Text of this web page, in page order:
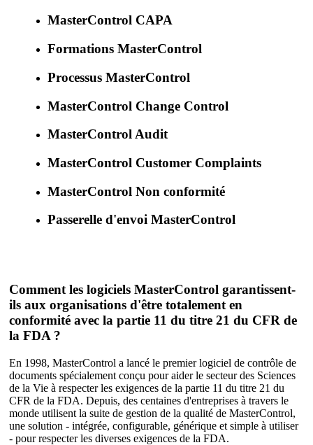
MasterControl CAPA
Formations MasterControl
Processus MasterControl
MasterControl Change Control
MasterControl Audit
MasterControl Customer Complaints
MasterControl Non conformité
Passerelle d'envoi MasterControl
Comment les logiciels MasterControl garantissent-
ils aux organisations d'être totalement en
conformité avec la partie 11 du titre 21 du CFR de
la FDA ?
En 1998, MasterControl a lancé le premier logiciel de contrôle de
documents spécialement conçu pour aider le secteur des Sciences
de la Vie à respecter les exigences de la partie 11 du titre 21 du
CFR de la FDA. Depuis, des centaines d'entreprises à travers le
monde utilisent la suite de gestion de la qualité de MasterControl,
une solution - intégrée, configurable, générique et simple à utiliser
- pour respecter les diverses exigences de la FDA.